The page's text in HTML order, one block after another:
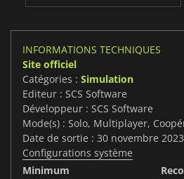
INFORMATIONS TECHNIQUES
Site officiel
Catégories : Simulation
Editeur : SCS Software
Développeur : SCS Software
Mode(s) : Solo, Multiplayer,
Date de sortie : 30 novembre 2023
Configurations système
Minimum